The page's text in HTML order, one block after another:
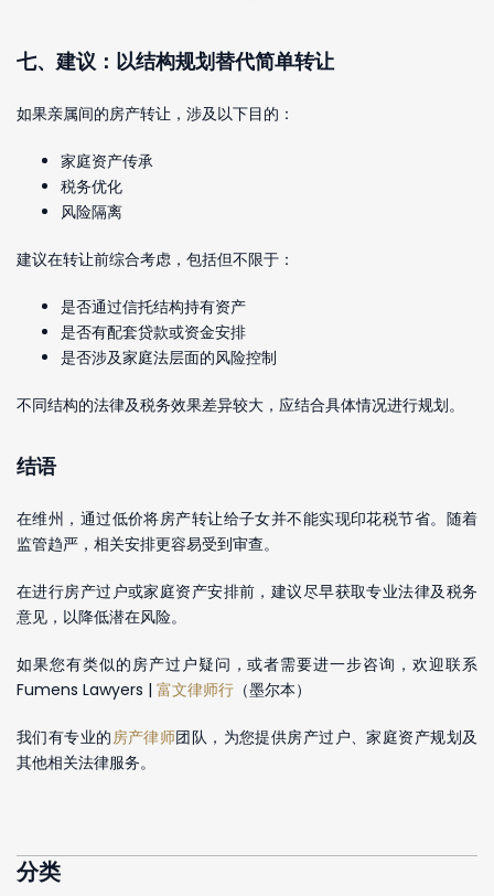
七、建议：以结构规划替代简单转让
如果亲属间的房产转让，涉及以下目的：
家庭资产传承
税务优化
风险隔离
建议在转让前综合考虑，包括但不限于：
是否通过信托结构持有资产
是否有配套贷款或资金安排
是否涉及家庭法层面的风险控制
不同结构的法律及税务效果差异较大，应结合具体情况进行规划。
结语
在维州，通过低价将房产转让给子女并不能实现印花税节省。随着
监管趋严，相关安排更容易受到审查。
在进行房产过户或家庭资产安排前，建议尽早获取专业法律及税务
意见，以降低潜在风险。
如果您有类似的房产过户疑问，或者需要进一步咨询，欢迎联系
Fumens Lawyers | 富文律师行 （墨尔本）
我们有专业的房产律师团队，为您提供房产过户、家庭资产规划及
其他相关法律服务。
分类